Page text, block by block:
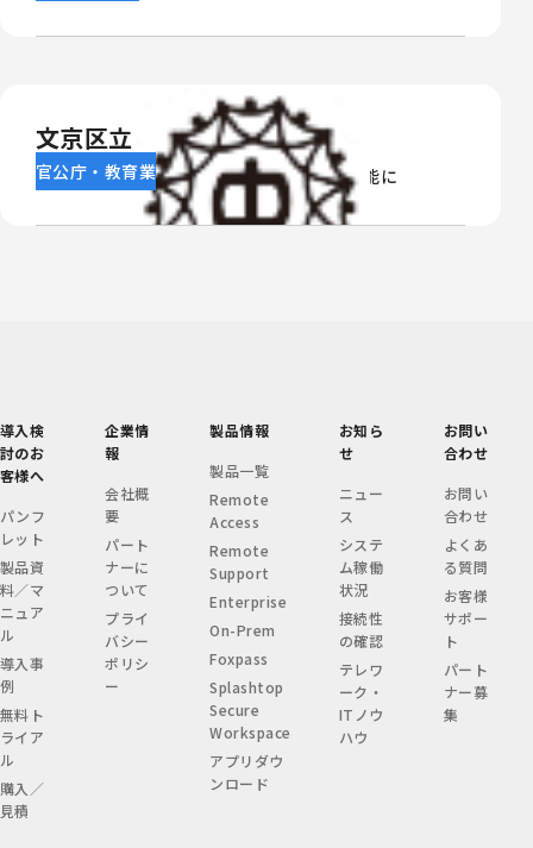
文京区立茗台中学校
一人一人の生徒の様子を見ながら授業が可能に
官公庁・教育業
導入検
討のお
客様へ
パンフ
レット
製品資
料／マ
ニュア
ル
導入事
例
無料ト
ライア
ル
購入／
見積
企業情
報
会社概
要
パート
ナーに
ついて
プライ
バシー
ポリシ
ー
製品情報
製品一覧
Remote
Access
Remote
Support
Enterprise
On-Prem
Foxpass
Splashtop
Secure
Workspace
アプリダウ
ンロード
お知ら
せ
ニュー
ス
システ
ム稼働
状況
接続性
の確認
テレワ
ーク・
ITノウ
ハウ
お問い
合わせ
お問い
合わせ
よくあ
る質問
お客様
サポー
ト
パート
ナー募
集